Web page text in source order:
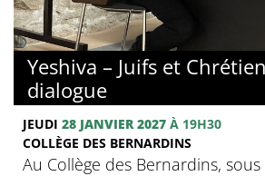
Yeshiva – Juifs et
dialogue
JEUDI 28 JANVIER 2027 À 19H30
COLLÈGE DES BERNARDINS
Au Collège des Bernardins,